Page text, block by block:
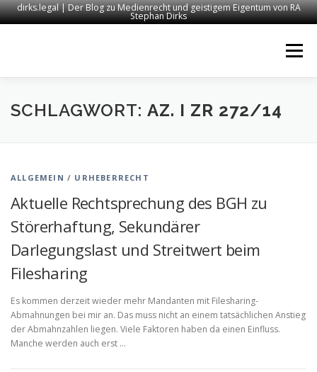
dirks.legal | Der Blog zu Medienrecht und geistigem Eigentum von RA
Stephan Dirks
Menü
START KONTAKT RECHTSANWALT DIRKS
SCHLAGWORT: AZ. I ZR 272/14
ALLGEMEIN / URHEBERRECHT
Aktuelle Rechtsprechung des BGH zu
Störerhaftung, Sekundärer
Darlegungslast und Streitwert beim
Filesharing
Es kommen derzeit wieder mehr Mandanten mit Filesharing-
Abmahnungen bei mir an. Das muss nicht an einem tatsächlichen Anstieg
der Abmahnzahlen liegen. Viele Faktoren haben da einen Einfluss.
Manche werden auch erst …